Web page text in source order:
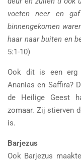
voeten neer en
binnengekomen
haar naar buiten en
5:1-10)
Ook dit is een erg
Ananias en Saffira?
de Heilige Geest
zomaar. Zij stierven
is.
Barjezus
Ook Barjezus